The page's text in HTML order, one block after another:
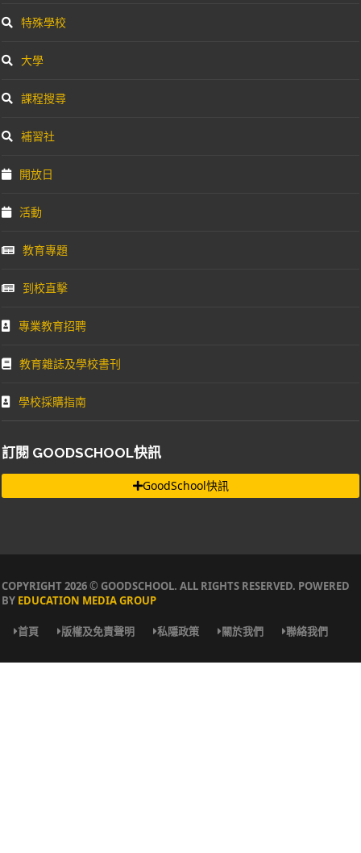
特殊學校
大學
課程搜尋
補習社
開放日
活動
教育專題
到校直擊
專業教育招聘
教育雜誌及學校書刊
學校採購指南
訂閱 GOODSCHOOL快訊
GoodSchool快訊
COPYRIGHT 2026 © GOODSCHOOL. ALL RIGHTS RESERVED. POWERED
BY EDUCATION MEDIA GROUP
首頁 版權及免責聲明 私隱政策 關於我們 聯絡我們